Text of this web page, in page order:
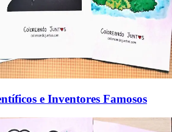
e Inventores Famosos